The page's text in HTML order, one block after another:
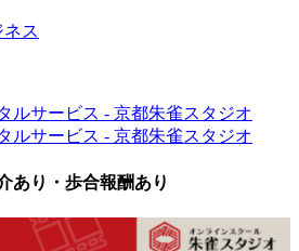
ス
あり・歩合報酬あり